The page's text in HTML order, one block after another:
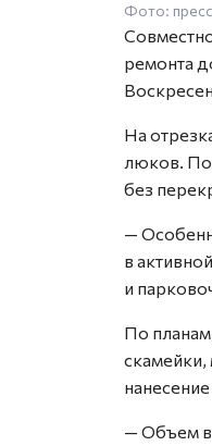
Фото:
ремонта
На
люков. По
без
—
в
и
По
— Объем